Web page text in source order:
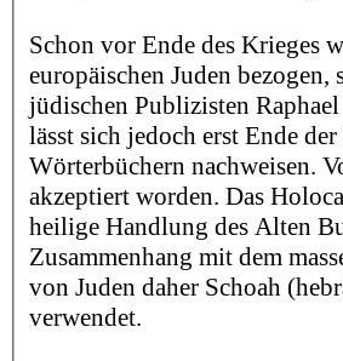
Schon vor Ende des Krieges
europäischen Juden
jüdischen Publizisten
lässt sich jedoch erst Ende
Wörterbüchern nachweisen.
akzeptiert worden. Das
heilige Handlung des Alten
Zusammenhang mit dem
von Juden daher Schoah
verwendet.